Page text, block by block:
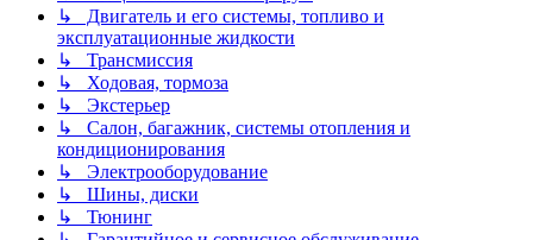
↳ Двигатель и его системы, топливо и
эксплуатационные жидкости
↳ Трансмиссия
↳ Ходовая, тормоза
↳ Экстерьер
↳ Салон, багажник, системы отопления и
кондиционирования
↳ Электрооборудование
↳ Шины, диски
↳ Тюнинг